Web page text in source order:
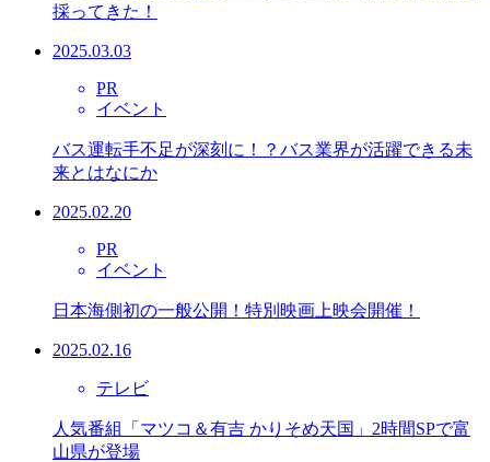
採ってきた！
2025.03.03
PR
イベント
バス運転手不足が深刻に！？バス業界が活躍できる未
来とはなにか
2025.02.20
PR
イベント
日本海側初の一般公開！特別映画上映会開催！
2025.02.16
テレビ
人気番組「マツコ＆有吉 かりそめ天国」2時間SPで富
山県が登場